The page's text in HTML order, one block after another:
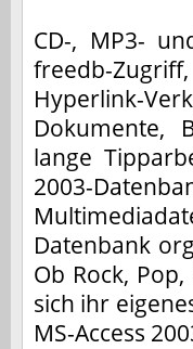
CD-, MP3-
freedb-
Hyperlink-
Dokumente,
lange
2003-
Datenbank
Ob Rock,
sich ihr
MS-Access